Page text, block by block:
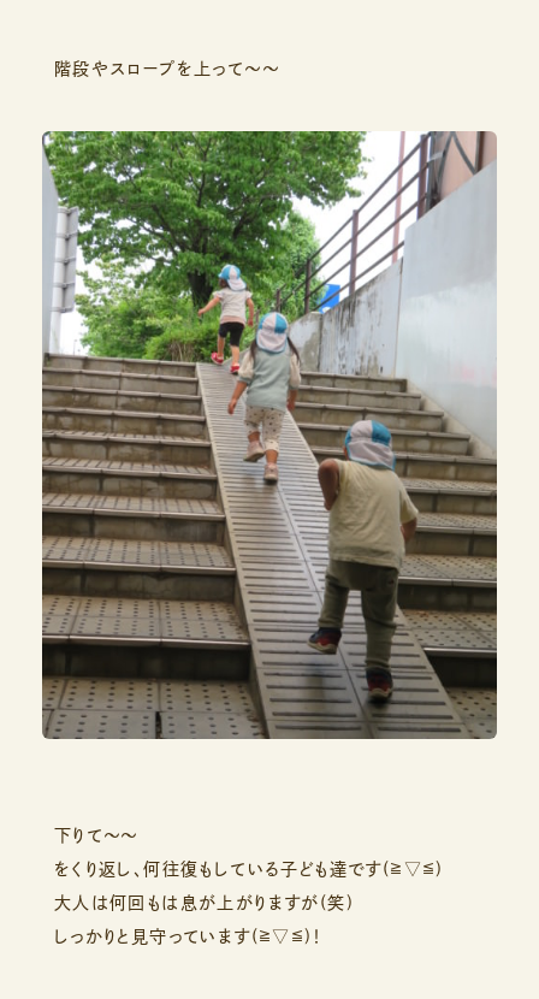
階段やスロープを上って～～
下りて～～
をくり返し、何往復もしている子ども達です(≧▽≦)
大人は何回もは息が上がりますが(笑)
しっかりと見守っています(≧▽≦)！